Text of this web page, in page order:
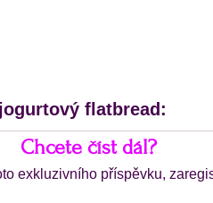
flatbread:
Chcete číst dál?
exkluzivního příspěvku,